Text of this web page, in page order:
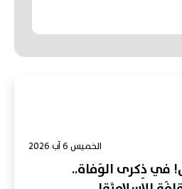
الخميس 6 آب 2026
في ذِكرى الوَفاة..